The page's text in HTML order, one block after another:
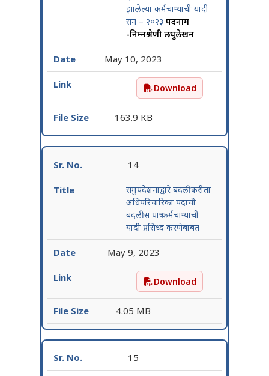
झालेल्या कर्मचाऱ्यांची यादी
सन – २०२३ पदनाम
-निम्नश्रेणी लघुलेखन
May 10, 2023
६ वर्षांपेक्षा जास्त कालावधी
Download
163.9 KB
14
समुपदेशनाद्वारे बदलीकरीता
अधिपरिचारिका पदाची
बदलीस पात्र कर्मचाऱ्यांची
यादी प्रसिध्द करणेबाबत
May 9, 2023
समुपदेशनाद्वारे बदलीकरीता
Download
4.05 MB
15